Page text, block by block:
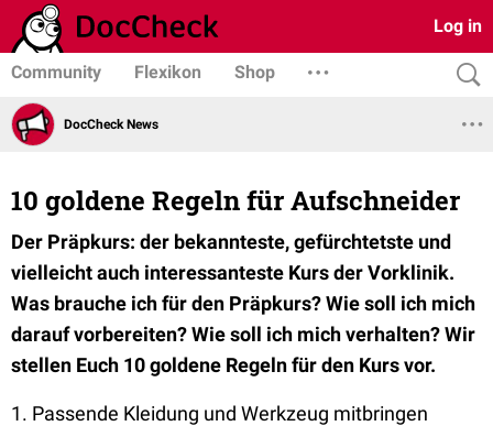
Log in
Community Flexikon Shop
DocCheck News
10 goldene Regeln für Aufschneider
Der Präpkurs: der bekannteste, gefürchtetste und
vielleicht auch interessanteste Kurs der Vorklinik.
Was brauche ich für den Präpkurs? Wie soll ich mich
darauf vorbereiten? Wie soll ich mich verhalten? Wir
stellen Euch 10 goldene Regeln für den Kurs vor.
1. Passende Kleidung und Werkzeug mitbringen